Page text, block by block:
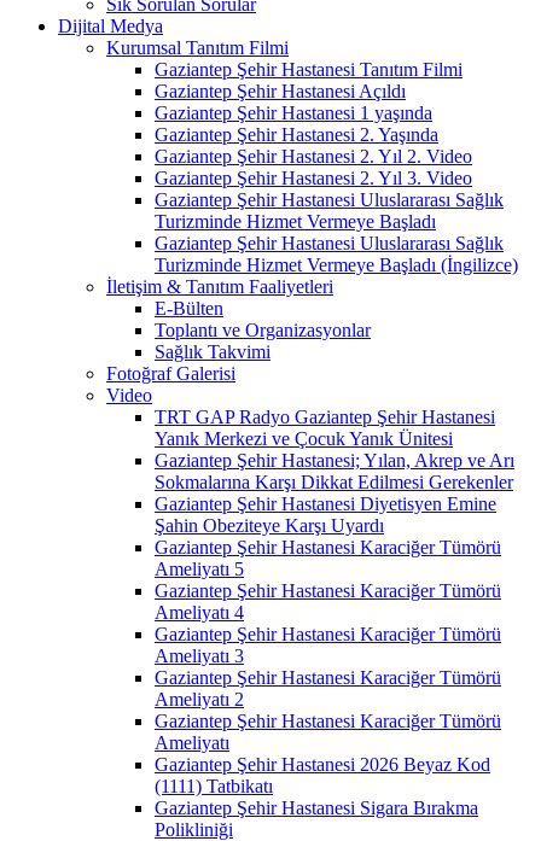
Dijital Medya
Kurumsal Tanıtım Filmi
Gaziantep Şehir Hastanesi Tanıtım Filmi
Gaziantep Şehir Hastanesi Açıldı
Gaziantep Şehir Hastanesi 1 yaşında
Gaziantep Şehir Hastanesi 2. Yaşında
Gaziantep Şehir Hastanesi 2. Yıl 2. Video
Gaziantep Şehir Hastanesi 2. Yıl 3. Video
Gaziantep Şehir Hastanesi Uluslararası Sağlık
Turizminde Hizmet Vermeye Başladı
Gaziantep Şehir Hastanesi Uluslararası Sağlık
Turizminde Hizmet Vermeye Başladı (İngilizce)
İletişim & Tanıtım Faaliyetleri
E-Bülten
Toplantı ve Organizasyonlar
Sağlık Takvimi
Fotoğraf Galerisi
Video
TRT GAP Radyo Gaziantep Şehir Hastanesi
Yanık Merkezi ve Çocuk Yanık Ünitesi
Gaziantep Şehir Hastanesi; Yılan, Akrep ve Arı
Sokmalarına Karşı Dikkat Edilmesi Gerekenler
Gaziantep Şehir Hastanesi Diyetisyen Emine
Şahin Obeziteye Karşı Uyardı
Gaziantep Şehir Hastanesi Karaciğer Tümörü
Ameliyatı 5
Gaziantep Şehir Hastanesi Karaciğer Tümörü
Ameliyatı 4
Gaziantep Şehir Hastanesi Karaciğer Tümörü
Ameliyatı 3
Gaziantep Şehir Hastanesi Karaciğer Tümörü
Ameliyatı 2
Gaziantep Şehir Hastanesi Karaciğer Tümörü
Ameliyatı
Gaziantep Şehir Hastanesi 2026 Beyaz Kod
(1111) Tatbikatı
Gaziantep Şehir Hastanesi Sigara Bırakma
Polikliniği